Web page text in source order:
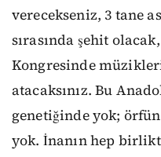
verecekseniz, 3 tane
sırasında şehit
Kongresinde
atacaksınız. Bu
genetiğinde yok;
yok. İnanın hep